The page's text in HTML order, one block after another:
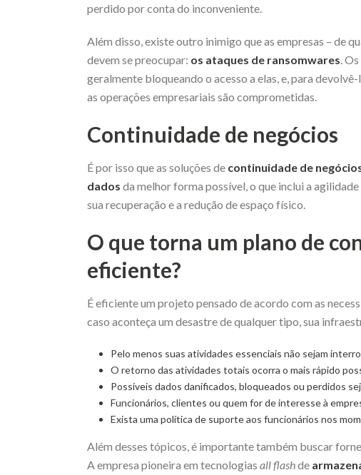
perdido por conta do inconveniente.
Além disso, existe outro inimigo que as empresas – de
devem se preocupar: os ataques de ransomwares .
geralmente bloqueando o acesso a elas, e, para
as operações empresariais são comprometidas.
Continuidade de negócios
É por isso que as soluções de continuidade de
dados da melhor forma possível, o que inclui a
sua recuperação e a redução de espaço físico.
O que torna um plano de
eficiente?
É eficiente um projeto pensado de acordo com as
caso aconteça um desastre de qualquer tipo, sua
Pelo menos suas atividades essenciais não sejam
O retorno das atividades totais ocorra o mais rápido
Possíveis dados danificados, bloqueados ou perdidos
Funcionários, clientes ou quem for de interesse à
Exista uma política de suporte aos funcionários nos
Além desses tópicos, é importante também buscar
A empresa pioneira em tecnologias all flashde